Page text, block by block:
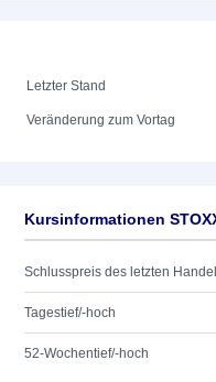
Letzter Stand
Veränderung zum Vortag
Kursinformationen
Schlusspreis des letzten
Tagestief/-hoch
52-Wochentief/-hoch